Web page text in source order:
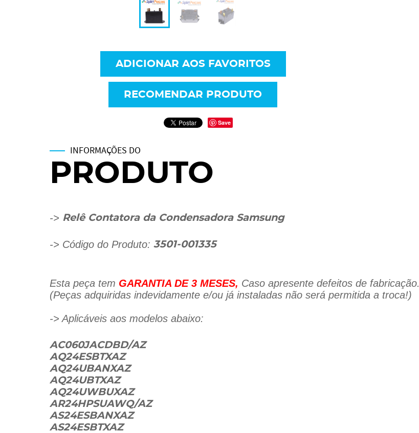
ADICIONAR AOS FAVORITOS
RECOMENDAR PRODUTO
Save
INFORMAÇÕES DO
PRODUTO
-> Relê Contatora da Condensadora Samsung
-> Código do Produto: 3501-001335
Esta peça tem GARANTIA DE 3 MESES, Caso apresente defeitos de fabricação.
(Peças adquiridas indevidamente e/ou já instaladas não será permitida a troca!)
-> Aplicáveis aos modelos abaixo:
AC060JACDBD/AZ
AQ24ESBTXAZ
AQ24UBANXAZ
AQ24UBTXAZ
AQ24UWBUXAZ
AR24HPSUAWQ/AZ
AS24ESBANXAZ
AS24ESBTXAZ